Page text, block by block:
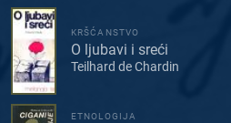
KRŠĆANSTVO
O ljubavi i sreći
Teilhard de Chardin
ETNOLOGIJA